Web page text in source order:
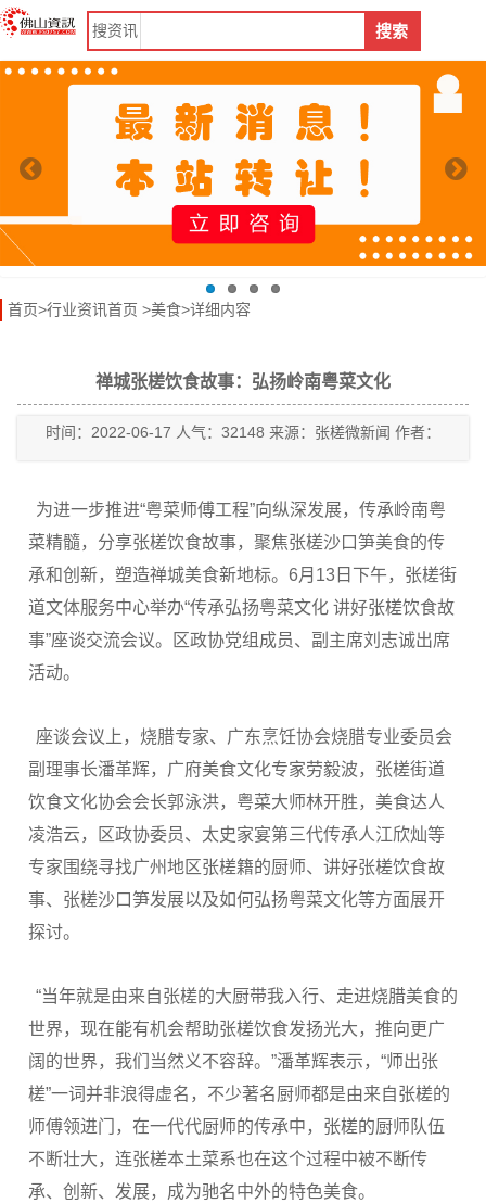
搜资讯 搜索
首页>行业资讯首页 >美食>详细内容
禅城张槎饮食故事：弘扬岭南粤菜文化
时间：2022-06-17 人气：32148 来源：张槎微新闻 作者：
为进一步推进“粤菜师傅工程”向纵深发展，传承岭南粤
菜精髓，分享张槎饮食故事，聚焦张槎沙口笋美食的传
承和创新，塑造禅城美食新地标。6月13日下午，张槎街
道文体服务中心举办“传承弘扬粤菜文化 讲好张槎饮食故
事”座谈交流会议。区政协党组成员、副主席刘志诚出席
活动。
座谈会议上，烧腊专家、广东烹饪协会烧腊专业委员会
副理事长潘革辉，广府美食文化专家劳毅波，张槎街道
饮食文化协会会长郭泳洪，粤菜大师林开胜，美食达人
凌浩云，区政协委员、太史家宴第三代传承人江欣灿等
专家围绕寻找广州地区张槎籍的厨师、讲好张槎饮食故
事、张槎沙口笋发展以及如何弘扬粤菜文化等方面展开
探讨。
“当年就是由来自张槎的大厨带我入行、走进烧腊美食的
世界，现在能有机会帮助张槎饮食发扬光大，推向更广
阔的世界，我们当然义不容辞。”潘革辉表示，“师出张
槎”一词并非浪得虚名，不少著名厨师都是由来自张槎的
师傅领进门，在一代代厨师的传承中，张槎的厨师队伍
不断壮大，连张槎本土菜系也在这个过程中被不断传
承、创新、发展，成为驰名中外的特色美食。